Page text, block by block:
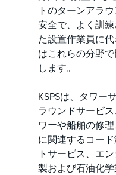
トのターンアラ
安全で、よく訓
た設置作業員に
はこれらの分野
します。
KSPSは、タワー
ラウンドサービ
ワーや船舶の修
に関連するコー
トサービス、エ
製および石油化